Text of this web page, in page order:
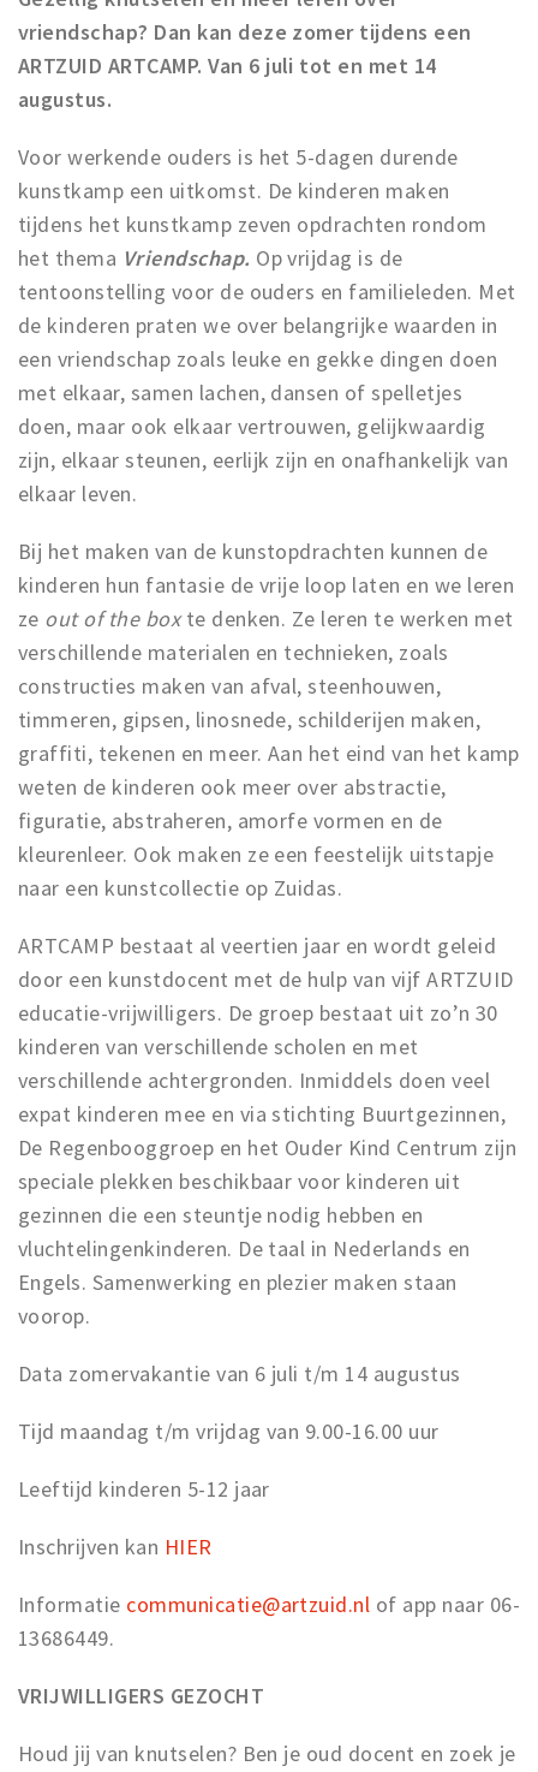
Work
Education
Travel
Sports & leisure
Magazine
Columns
Interviews
Hello Zuidas Articles
About Hello Zuidas
Programme
Membership
Contact
Partner Apps
vriendschap? Dan kan deze zomer tijdens een
ARTZUID ARTCAMP. Van 6 juli tot en met 14
augustus.
Voor werkende ouders is het 5-dagen durende
kunstkamp een uitkomst. De kinderen maken
tijdens het kunstkamp zeven opdrachten rondom
het thema Vriendschap. Op vrijdag is de
tentoonstelling voor de ouders en familieleden. Met
de kinderen praten we over belangrijke waarden in
een vriendschap zoals leuke en gekke dingen doen
met elkaar, samen lachen, dansen of spelletjes
doen, maar ook elkaar vertrouwen, gelijkwaardig
zijn, elkaar steunen, eerlijk zijn en onafhankelijk van
elkaar leven.
Bij het maken van de kunstopdrachten kunnen de
kinderen hun fantasie de vrije loop laten en we leren
ze out of the boxte denken. Ze leren te werken met
verschillende materialen en technieken, zoals
constructies maken van afval, steenhouwen,
timmeren, gipsen, linosnede, schilderijen maken,
graffiti, tekenen en meer. Aan het eind van het kamp
weten de kinderen ook meer over abstractie,
figuratie, abstraheren, amorfe vormen en de
kleurenleer. Ook maken ze een feestelijk uitstapje
naar een kunstcollectie op Zuidas.
ARTCAMP bestaat al veertien jaar en wordt geleid
door een kunstdocent met de hulp van vijf ARTZUID
educatie-vrijwilligers. De groep bestaat uit zo’n 30
kinderen van verschillende scholen en met
verschillende achtergronden. Inmiddels doen veel
expat kinderen mee en via stichting Buurtgezinnen,
De Regenbooggroep en het Ouder Kind Centrum zijn
speciale plekken beschikbaar voor kinderen uit
gezinnen die een steuntje nodig hebben en
vluchtelingenkinderen. De taal in Nederlands en
Engels. Samenwerking en plezier maken staan
voorop.
Data zomervakantie van 6 juli t/m 14 augustus
Tijd maandag t/m vrijdag van 9.00-16.00 uur
Leeftijd kinderen 5-12 jaar
Inschrijven kan HIER
Informatie communicatie@artzuid.nl of app naar 06-
13686449.
VRIJWILLIGERS GEZOCHT
Houd jij van knutselen? Ben je oud docent en zoek je